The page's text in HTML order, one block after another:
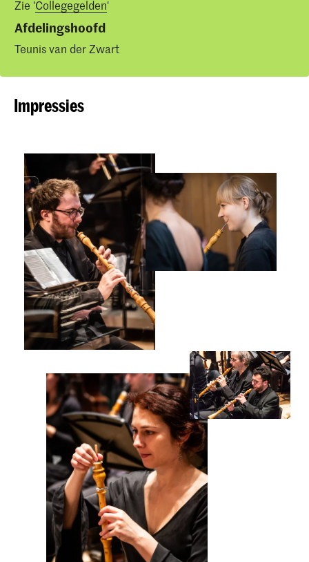
Zie 'Collegegelden'
Afdelingshoofd
Teunis van der Zwart
Impressies